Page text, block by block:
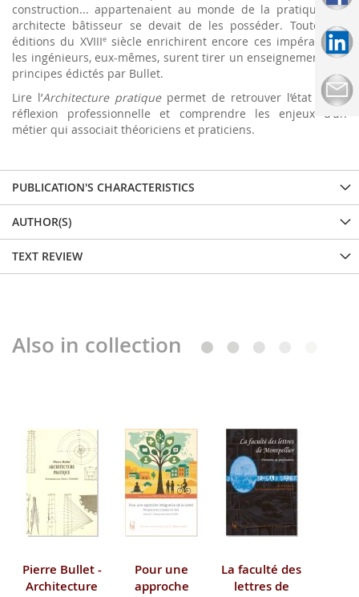
construction... appartenaient au monde de la pratique. Un
architecte bâtisseur se devait de les posséder. Toutes les
éditions du XVIIIesiècle enrichirent encore ces impératifs et
les ingénieurs, eux-mêmes, surent tirer un enseignement des
principes édictés par Bullet.
Lire l’Architecture pratiquepermet de retrouver l’état d’une
réflexion professionnelle et comprendre les enjeux d’un
métier qui associait théoriciens et praticiens.
PUBLICATION'S CHARACTERISTICS
AUTHOR(S)
TEXT REVIEW
Also in collection
Pierre Bullet -
Architecture
Pour une
approche
La faculté des
lettres de